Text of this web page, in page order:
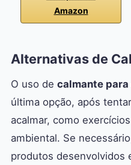
Amazon
Alternativas de
O uso de calmante
última opção, após
acalmar, como
ambiental. Se
produtos desenvolvidos